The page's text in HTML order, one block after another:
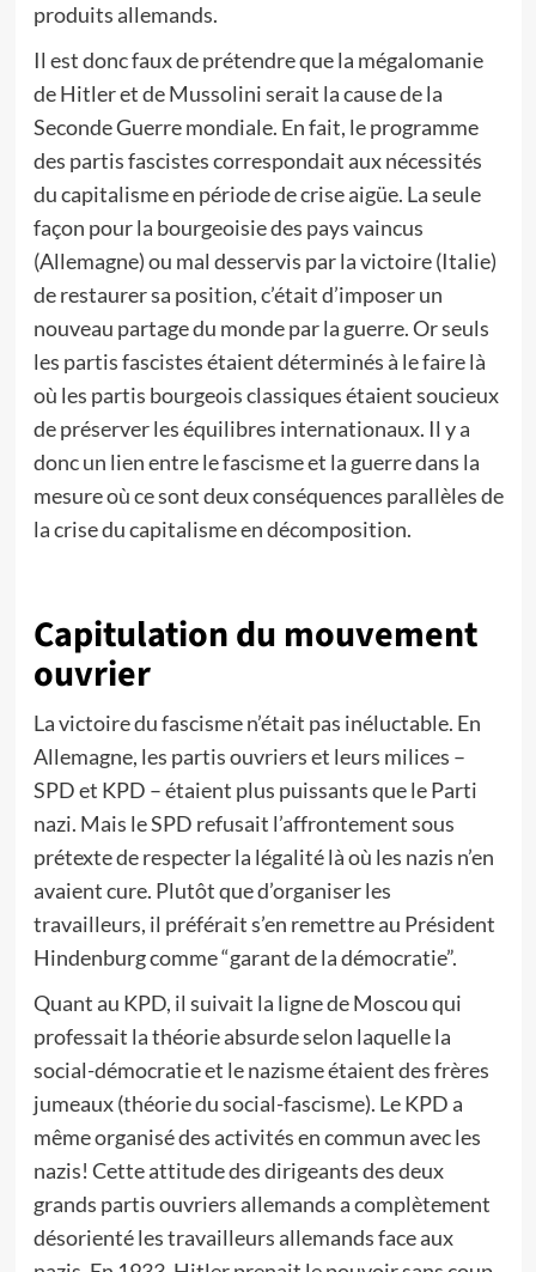
produits allemands.
Il est donc faux de prétendre que la mégalomanie
de Hitler et de Mussolini serait la cause de la
Seconde Guerre mondiale. En fait, le programme
des partis fascistes correspondait aux nécessités
du capitalisme en période de crise aigüe. La seule
façon pour la bourgeoisie des pays vaincus
(Allemagne) ou mal desservis par la victoire (Italie)
de restaurer sa position, c’était d’imposer un
nouveau partage du monde par la guerre. Or seuls
les partis fascistes étaient déterminés à le faire là
où les partis bourgeois classiques étaient soucieux
de préserver les équilibres internationaux. Il y a
donc un lien entre le fascisme et la guerre dans la
mesure où ce sont deux conséquences parallèles de
la crise du capitalisme en décomposition.
Capitulation du mouvement
ouvrier
La victoire du fascisme n’était pas inéluctable. En
Allemagne, les partis ouvriers et leurs milices –
SPD et KPD – étaient plus puissants que le Parti
nazi. Mais le SPD refusait l’affrontement sous
prétexte de respecter la légalité là où les nazis n’en
avaient cure. Plutôt que d’organiser les
travailleurs, il préférait s’en remettre au Président
Hindenburg comme “garant de la démocratie”.
Quant au KPD, il suivait la ligne de Moscou qui
professait la théorie absurde selon laquelle la
social-démocratie et le nazisme étaient des frères
jumeaux (théorie du social-fascisme). Le KPD a
même organisé des activités en commun avec les
nazis! Cette attitude des dirigeants des deux
grands partis ouvriers allemands a complètement
désorienté les travailleurs allemands face aux